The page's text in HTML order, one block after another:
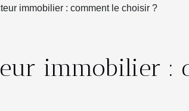
immobilier : comment le choisir ?
immobilier :